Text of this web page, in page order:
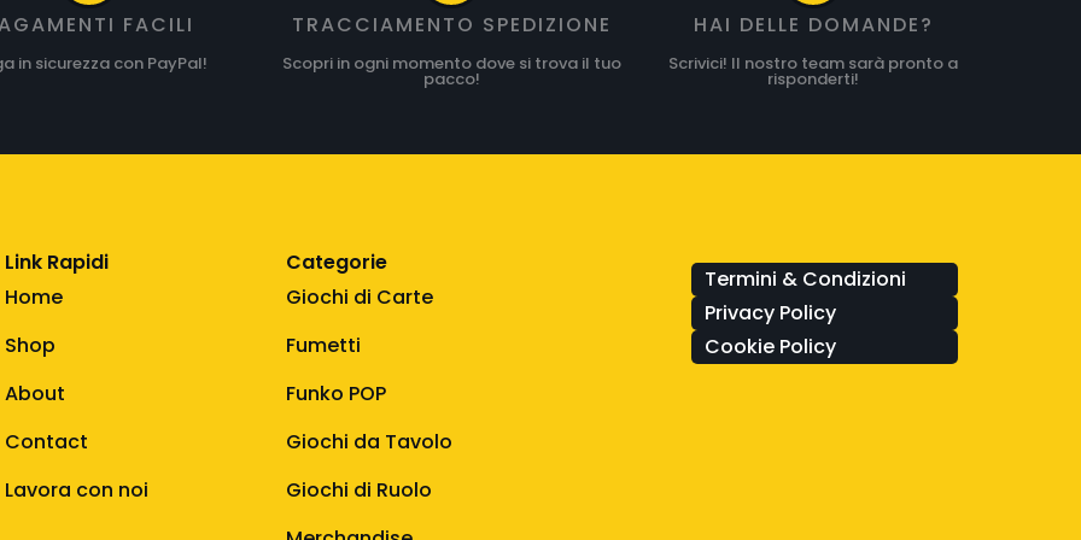
FACILI
in sicurezza con PayPal!
TRACCIAMENTO SPEDIZIONE
Scopri in ogni momento dove si trova il tuo
pacco!
HAI DELLE DOMANDE?
Scrivici! Il nostro team sarà pronto a
risponderti!
Link Rapidi
Home
Shop
About
Contact
Lavora con noi
Categorie
Giochi di Carte
Fumetti
Funko POP
Giochi da Tavolo
Giochi di Ruolo
Termini & Condizioni
Privacy Policy
Cookie Policy